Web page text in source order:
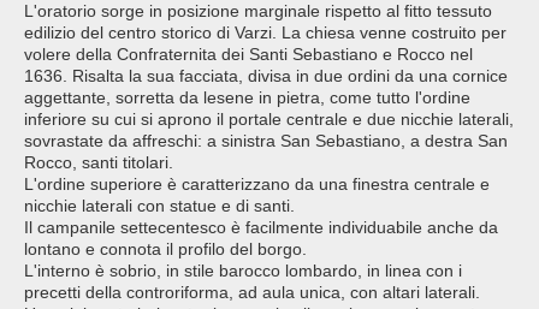
L'oratorio sorge in posizione marginale rispetto al fitto tessuto
edilizio del centro storico di Varzi. La chiesa venne costruito per
volere della Confraternita dei Santi Sebastiano e Rocco nel
1636. Risalta la sua facciata, divisa in due ordini da una cornice
aggettante, sorretta da lesene in pietra, come tutto l'ordine
inferiore su cui si aprono il portale centrale e due nicchie laterali,
sovrastate da affreschi: a sinistra San Sebastiano, a destra San
Rocco, santi titolari.
L'ordine superiore è caratterizzano da una finestra centrale e
nicchie laterali con statue e di santi.
Il campanile settecentesco è facilmente individuabile anche da
lontano e connota il profilo del borgo.
L'interno è sobrio, in stile barocco lombardo, in linea con i
precetti della controriforma, ad aula unica, con altari laterali.